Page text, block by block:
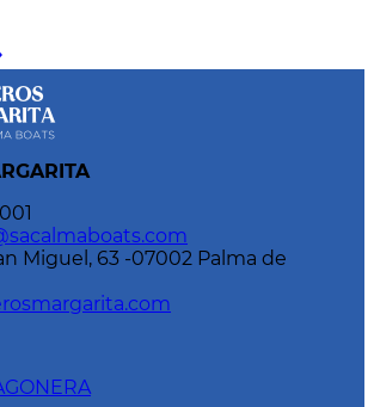
Miguel, 63 -07002 Palma de